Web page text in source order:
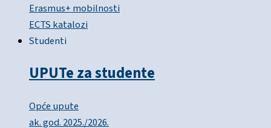
Erasmus+ mobilnosti
ECTS katalozi
Studenti
UPUTe za studente
Opće upute
ak. god. 2025./2026.